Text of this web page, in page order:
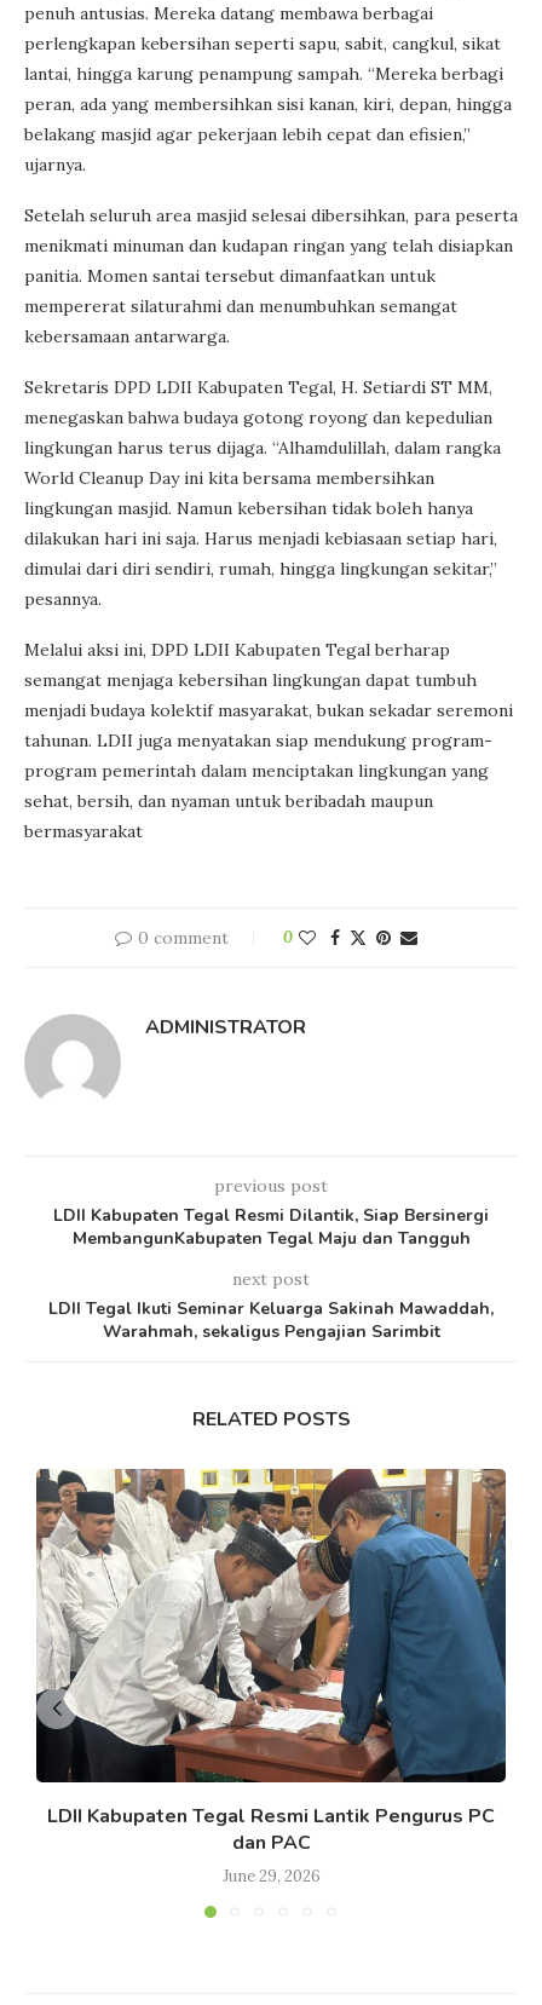
penuh antusias. Mereka datang membawa berbagai
perlengkapan kebersihan seperti sapu, sabit, cangkul, sikat
lantai, hingga karung penampung sampah. “Mereka berbagi
peran, ada yang membersihkan sisi kanan, kiri, depan, hingga
belakang masjid agar pekerjaan lebih cepat dan efisien,”
ujarnya.
Setelah seluruh area masjid selesai dibersihkan, para peserta
menikmati minuman dan kudapan ringan yang telah disiapkan
panitia. Momen santai tersebut dimanfaatkan untuk
mempererat silaturahmi dan menumbuhkan semangat
kebersamaan antarwarga.
Sekretaris DPD LDII Kabupaten Tegal, H. Setiardi ST MM,
menegaskan bahwa budaya gotong royong dan kepedulian
lingkungan harus terus dijaga. “Alhamdulillah, dalam rangka
World Cleanup Day ini kita bersama membersihkan
lingkungan masjid. Namun kebersihan tidak boleh hanya
dilakukan hari ini saja. Harus menjadi kebiasaan setiap hari,
dimulai dari diri sendiri, rumah, hingga lingkungan sekitar,”
pesannya.
Melalui aksi ini, DPD LDII Kabupaten Tegal berharap
semangat menjaga kebersihan lingkungan dapat tumbuh
menjadi budaya kolektif masyarakat, bukan sekadar seremoni
tahunan. LDII juga menyatakan siap mendukung program-
program pemerintah dalam menciptakan lingkungan yang
sehat, bersih, dan nyaman untuk beribadah maupun
bermasyarakat
0 comment 0
ADMINISTRATOR
previous post
LDII Kabupaten Tegal Resmi Dilantik, Siap Bersinergi
MembangunKabupaten Tegal Maju dan Tangguh
next post
LDII Tegal Ikuti Seminar Keluarga Sakinah Mawaddah,
Warahmah, sekaligus Pengajian Sarimbit
RELATED POSTS
LDII Kabupaten Tegal Resmi Lantik Pengurus PC
dan PAC
June 29, 2026